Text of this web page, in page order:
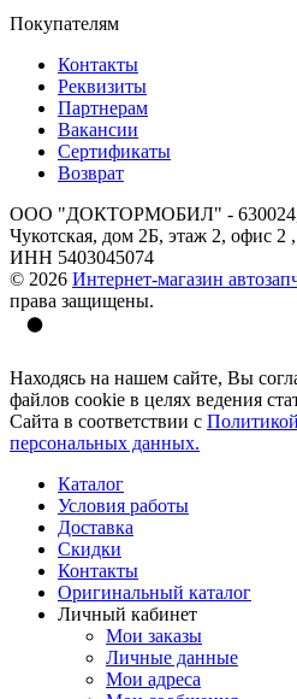
Покупателям
Контакты
Реквизиты
Партнерам
Вакансии
Сертификаты
Возврат
ООО "ДОКТОРМОБИЛ" - 630024,
Чукотская, дом 2Б, этаж 2, офис
ИНН 5403045074
© 2026 Интернет-магазин
права защищены.
Находясь на нашем сайте, Вы
файлов cookie в целях ведения
Сайта в соответствии с
персональных данных.
Каталог
Условия работы
Доставка
Скидки
Контакты
Оригинальный каталог
Личный кабинет
Мои заказы
Личные данные
Мои адреса